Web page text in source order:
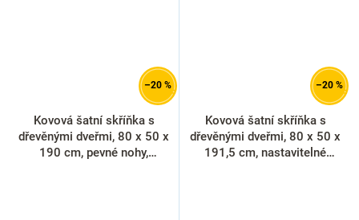
–20 %
Kovová šatní skříňka s
dřevěnými dveřmi, 80 x 50 x
190 cm, pevné nohy,
–20 %
Kovová šatní skříňka s
dřevěnými dveřmi, 80 x 50 x
191,5 cm, nastavitelné